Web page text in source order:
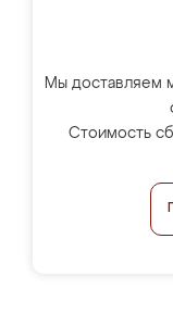
Мы доставляем
Стоимость